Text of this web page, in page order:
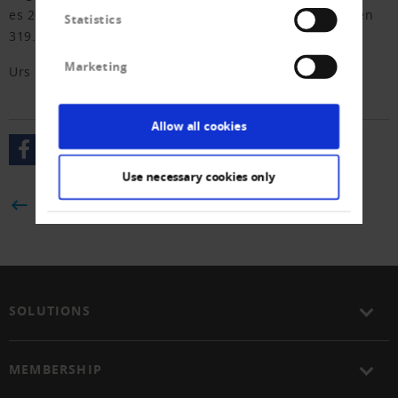
Statistics
Marketing
Allow all cookies
Use necessary cookies only
es 2021 noch 17 Meldungen gewesen, sind es nun deren
319.
Urs Fitze
BACK
SOLUTIONS
MEMBERSHIP